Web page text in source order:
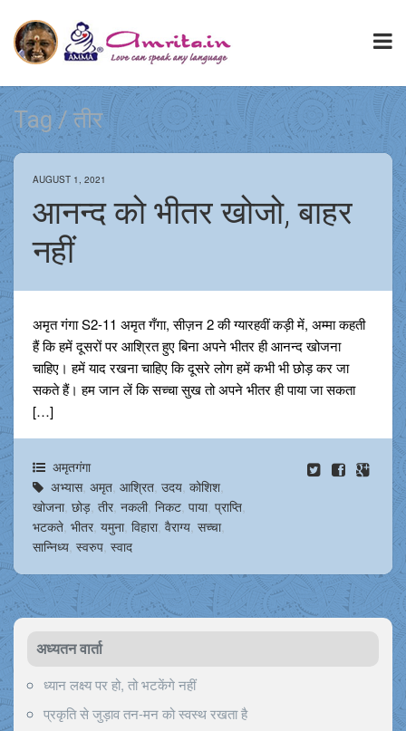
Tag / तीर
AUGUST 1, 2021
आनन्द को भीतर खोजो, बाहर
नहीं
अमृत गंगा S2-11 अमृत गँगा, सीज़न 2 की ग्यारहवीं कड़ी में, अम्मा कहती
हैं कि हमें दूसरों पर आश्रित हुए बिना अपने भीतर ही आनन्द खोजना
चाहिए। हमें याद रखना चाहिए कि दूसरे लोग हमें कभी भी छोड़ कर जा
सकते हैं। हम जान लें कि सच्चा सुख तो अपने भीतर ही पाया जा सकता
[…]
अमृतगंगा
अभ्यास, अमृत, आश्रित, उदय, कोशिश,
खोजना, छोड़, तीर, नकली, निकट, पाया, प्राप्ति,
भटकते, भीतर, यमुना, विहारा, वैराग्य, सच्चा,
सान्निध्य, स्वरुप, स्वाद
अध्यतन वार्ता
ध्यान लक्ष्य पर हो, तो भटकेंगे नहीं
प्रकृति से जुड़ाव तन-मन को स्वस्थ रखता है